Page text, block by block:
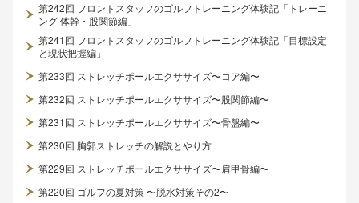
第242回 フロントスタッフのゴルフトレーニング体験記「トレーニ
ング 体幹・股関節編」
第241回 フロントスタッフのゴルフトレーニング体験記「目標設定
と現状把握編」
第233回 ストレッチポールエクササイズ〜コア編〜
第232回 ストレッチポールエクササイズ〜股関節編〜
第231回 ストレッチポールエクササイズ〜骨盤編〜
第230回 胸郭ストレッチの解説とやり方
第229回 ストレッチポールエクササイズ〜肩甲骨編〜
第220回 ゴルフの夏対策 〜脱水対策その2〜